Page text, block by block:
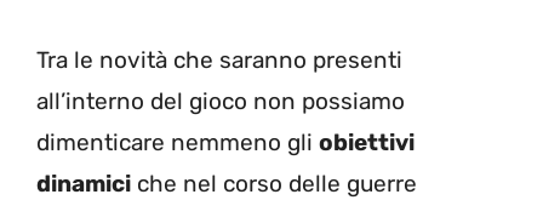
Tra le novità che saranno presenti
all’interno del gioco non possiamo
dimenticare nemmeno gli obiettivi
dinamici che nel corso delle guerre